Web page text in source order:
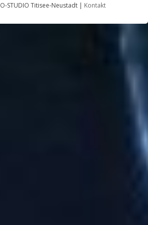
STUDIO Titisee-Neustadt | Kontakt